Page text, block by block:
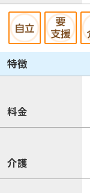
特徴
料金
介護